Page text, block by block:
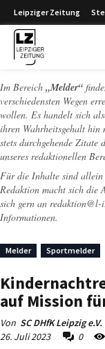
Leipziger Zeitung
Im Bereich „Melder“
verschiedensten Wegen
wollen. Es handelt sich
ihren Wahrheitsgehalt
stets durchgehende Zitate
unseres redaktionellen
Für die Inhalte sind
Redaktion macht sich die
sich gern an redaktion@l-
Informationen.
Melder Sportmelder
auf Mission
Von SC DHfK Leipzig e.V.
26. Juli 2023
0